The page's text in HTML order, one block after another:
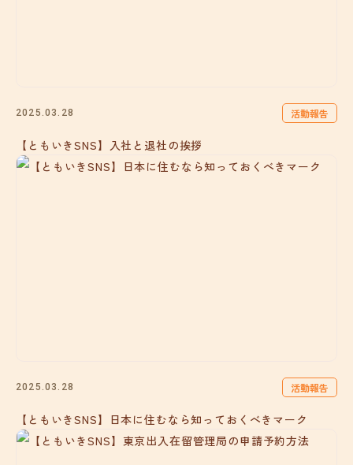
2025.03.28 活動報告
【ともいきSNS】入社と退社の挨拶
2025.03.28 活動報告
【ともいきSNS】日本に住むなら知っておくべきマーク